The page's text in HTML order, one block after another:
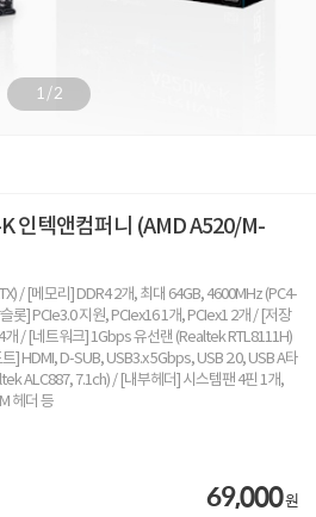
1/2
인텍앤컴퍼니 (AMD A520/M-
/ [메모리] DDR4 2개, 최대 64GB, 4600MHz (PC4-
롯] PCIe3.0 지원, PCIex16 1개, PCIex1 2개 / [저장
개 / [네트워크] 1Gbps 유선랜 (Realtek RTL8111H)
] HDMI, D-SUB, USB3.x 5Gbps, USB 2.0, USB A타
ALC887, 7.1ch) / [내부헤더] 시스템팬 4핀 1개,
헤더 등
69,000원